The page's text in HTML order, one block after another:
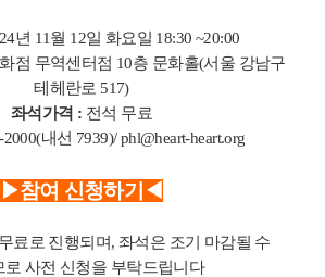
년 11월 12일 화요일 18:30 ~20:00
점 무역센터점 10층 문화홀(서울 강남구
테헤란로 517)
좌석가격 : 전석 무료
내선 7939)/ phl@heart-heart.org
▶참여 신청하기◀
료로 진행되며, 좌석은 조기 마감될 수
로 사전 신청을 부탁드립니다